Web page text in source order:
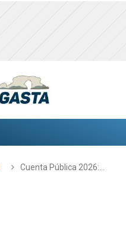
Cuenta Pública 2026:…